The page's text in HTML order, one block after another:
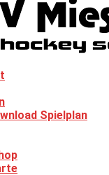
Spielplan